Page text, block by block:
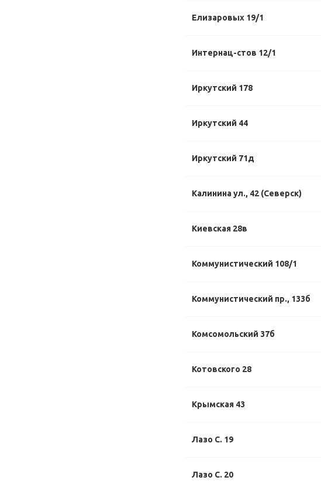
Елизаровых 19/1
Интернац-стов 12/1
Иркутский 178
Иркутский 44
Иркутский 71д
Калинина ул., 42 (Северск)
Киевская 28в
Коммунистический 108/1
Коммунистический пр., 133б
Комсомольский 37б
Котовского 28
Крымская 43
Лазо С. 19
Лазо С. 20